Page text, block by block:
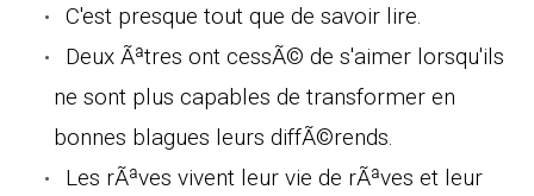
C'est presque tout que de savoir lire.
Deux Ãªtres ont cessÃ© de s'aimer lorsqu'ils
ne sont plus capables de transformer en
bonnes blagues leurs diffÃ©rends.
Les rÃªves vivent leur vie de rÃªves et leur